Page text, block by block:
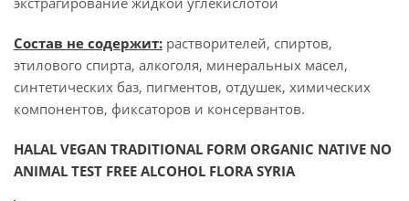
Состав не содержит: растворителей, спиртов,
этилового спирта, алкоголя, минеральных масел,
синтетических баз, пигментов, отдушек, химических
компонентов, фиксаторов и консервантов.
HALAL VEGAN TRADITIONAL FORM ORGANIC NATIVE NO
ANIMAL TEST FREE ALCOHOL FLORA SYRIA